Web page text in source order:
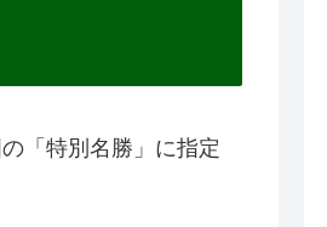
「特別名勝」に指定